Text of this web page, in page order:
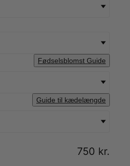
Fødselsblomst Guide
Guide til kædelængde
750 kr.